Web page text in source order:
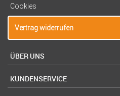
Cookies
Vertrag widerrufen
ÜBER UNS
KUNDENSERVICE